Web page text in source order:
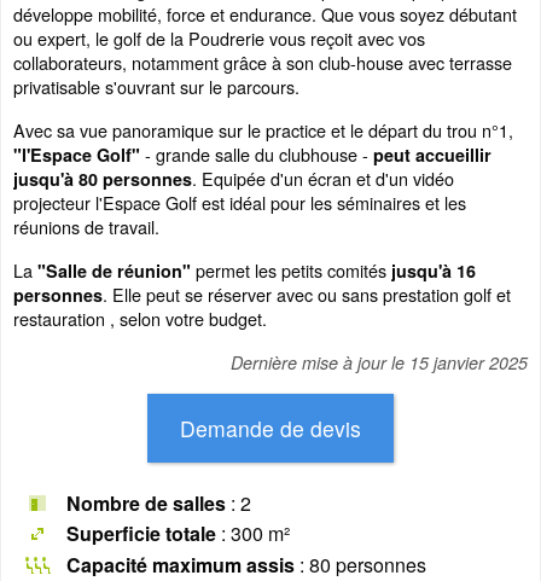
développe mobilité, force et endurance. Que vous soyez débutant
ou expert, le golf de la Poudrerie vous reçoit avec vos
collaborateurs, notamment grâce à son club-house avec terrasse
privatisable s'ouvrant sur le parcours.
Avec sa vue panoramique sur le practice et le départ du trou n°1,
"l'Espace Golf" - grande salle du clubhouse - peut accueillir
jusqu'à 80 personnes. Equipée d'un écran et d'un vidéo
projecteur l'Espace Golf est idéal pour les séminaires et les
réunions de travail.
La "Salle de réunion" permet les petits comités jusqu'à 16
personnes. Elle peut se réserver avec ou sans prestation golf et
restauration , selon votre budget.
Dernière mise à jour le 15 janvier 2025
Nombre de salles : 2
Superficie totale : 300 m²
Capacité maximum assis : 80 personnes